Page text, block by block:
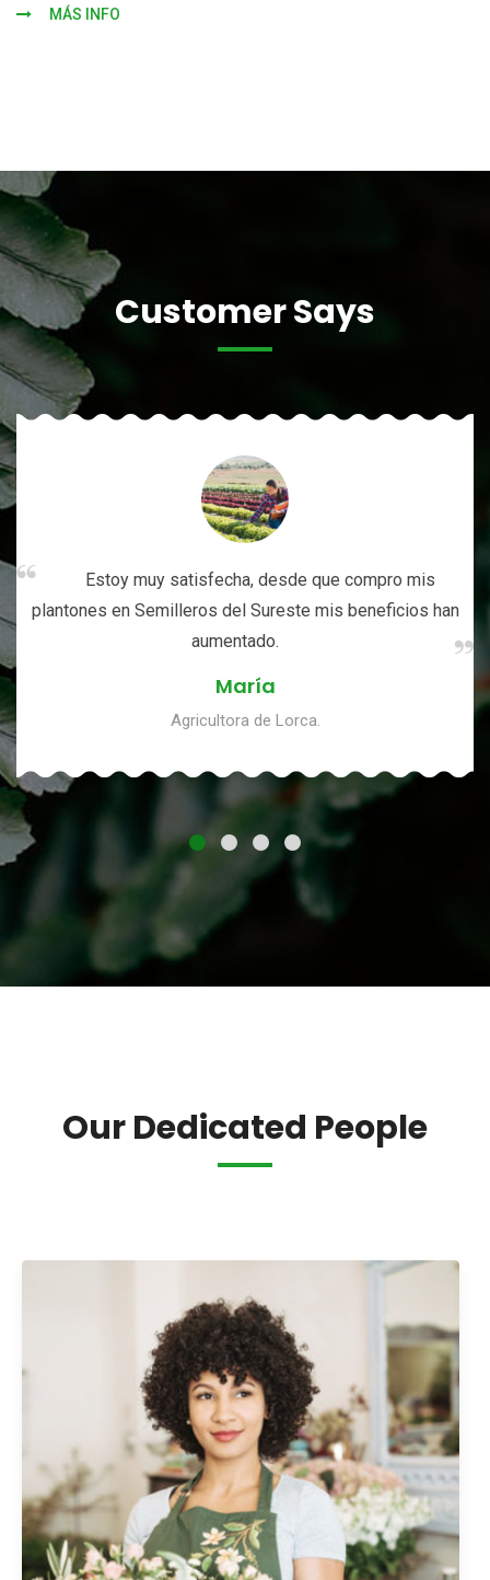
MÁS INFO
Customer Says
Estoy muy satisfecha, desde que compro mis
plantones en Semilleros del Sureste mis beneficios han
aumentado.
María
Agricultora de Lorca.
Our Dedicated People